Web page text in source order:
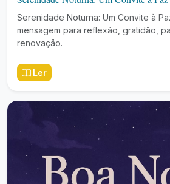
Serenidade Noturna: Um Convite à
mensagem para reflexão, gratidão,
renovação.
Ler